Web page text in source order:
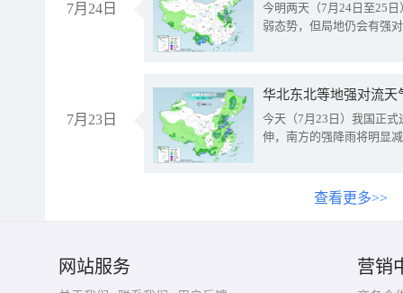
7月24日
今明两天（7月24日至25
弱态势，但局地仍会有强
7月23日
华北东北等地强对流天
今天（7月23日）我国正
伸，南方的强降雨将明显
查看更多>>
网站服务 营销